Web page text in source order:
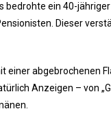
bedrohte ein 40-
Dieser
einer abgebrochenen
Anzeigen – von